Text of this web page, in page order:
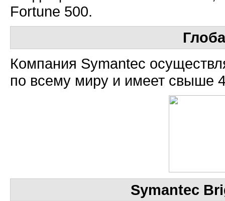
Fortune 500.
Компания Symantec
по всему миру и имеет свыше
Symantec